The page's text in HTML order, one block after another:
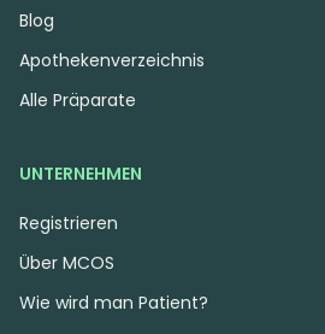
Blog
Apothekenverzeichnis
Alle Präparate
UNTERNEHMEN
Registrieren
Über MCOS
Wie wird man Patient?